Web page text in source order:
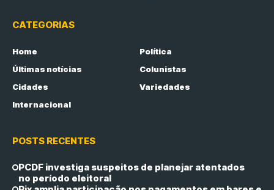
CATEGORIAS
Home
Política
Últimas notícias
Colunistas
Cidades
Variedades
Internacional
POSTS RECENTES
PCDF investiga suspeitos de planejar atentados
no período eleitoral